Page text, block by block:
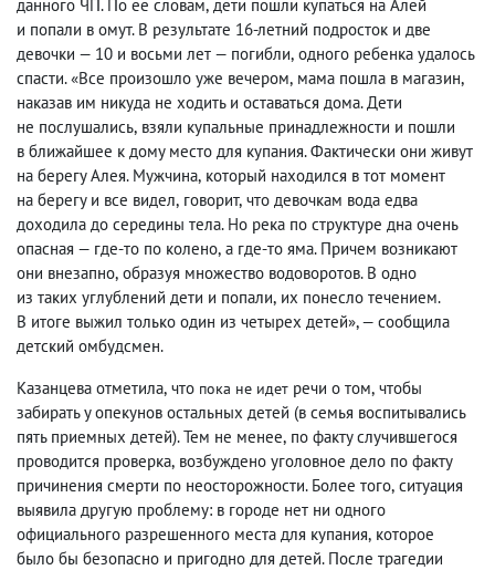
данного ЧП. По ее словам, дети пошли купаться на Алей
и попали в омут. В результате 16-летний подросток и две
девочки — 10 и восьми лет — погибли, одного ребенка удалось
спасти. «Все произошло уже вечером, мама пошла в магазин,
наказав им никуда не ходить и оставаться дома. Дети
не послушались, взяли купальные принадлежности и пошли
в ближайшее к дому место для купания. Фактически они живут
на берегу Алея. Мужчина, который находился в тот момент
на берегу и все видел, говорит, что девочкам вода едва
доходила до середины тела. Но река по структуре дна очень
опасная — где-то по колено, а где-то яма. Причем возникают
они внезапно, образуя множество водоворотов. В одно
из таких углублений дети и попали, их понесло течением.
В итоге выжил только один из четырех детей», — сообщила
детский омбудсмен.
Казанцева отметила, что пока не идет речи о том, чтобы
забирать у опекунов остальных детей (в семья воспитывались
пять приемных детей). Тем не менее, по факту случившегося
проводится проверка, возбуждено уголовное дело по факту
причинения смерти по неосторожности. Более того, ситуация
выявила другую проблему: в городе нет ни одного
официального разрешенного места для купания, которое
было бы безопасно и пригодно для детей. После трагедии